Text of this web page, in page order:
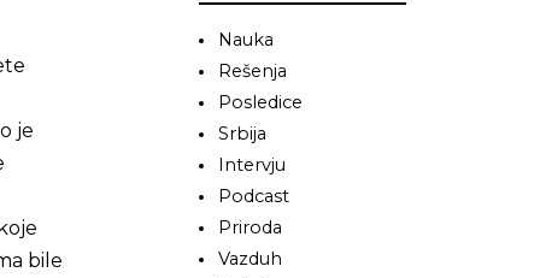
je
bile
Nauka
Rešenja
Posledice
Srbija
Intervju
Podcast
Priroda
Vazduh